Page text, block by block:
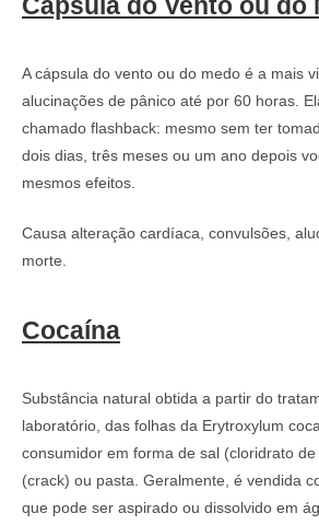
A cápsula do vento ou do medo é a mais
alucinações de pânico até por 60 horas.
chamado flashback: mesmo sem ter
dois dias, três meses ou um ano depois
mesmos efeitos.
Causa alteração cardíaca, convulsões,
morte.
Cocaína
Substância natural obtida a partir do
laboratório, das folhas da Erytroxylum
consumidor em forma de sal (cloridrato
(crack) ou pasta. Geralmente, é vendida
que pode ser aspirado ou dissolvido em